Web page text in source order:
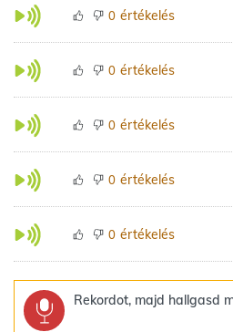
0 értékelés
0 értékelés
0 értékelés
0 értékelés
0 értékelés
Rekordot, majd hallgasd